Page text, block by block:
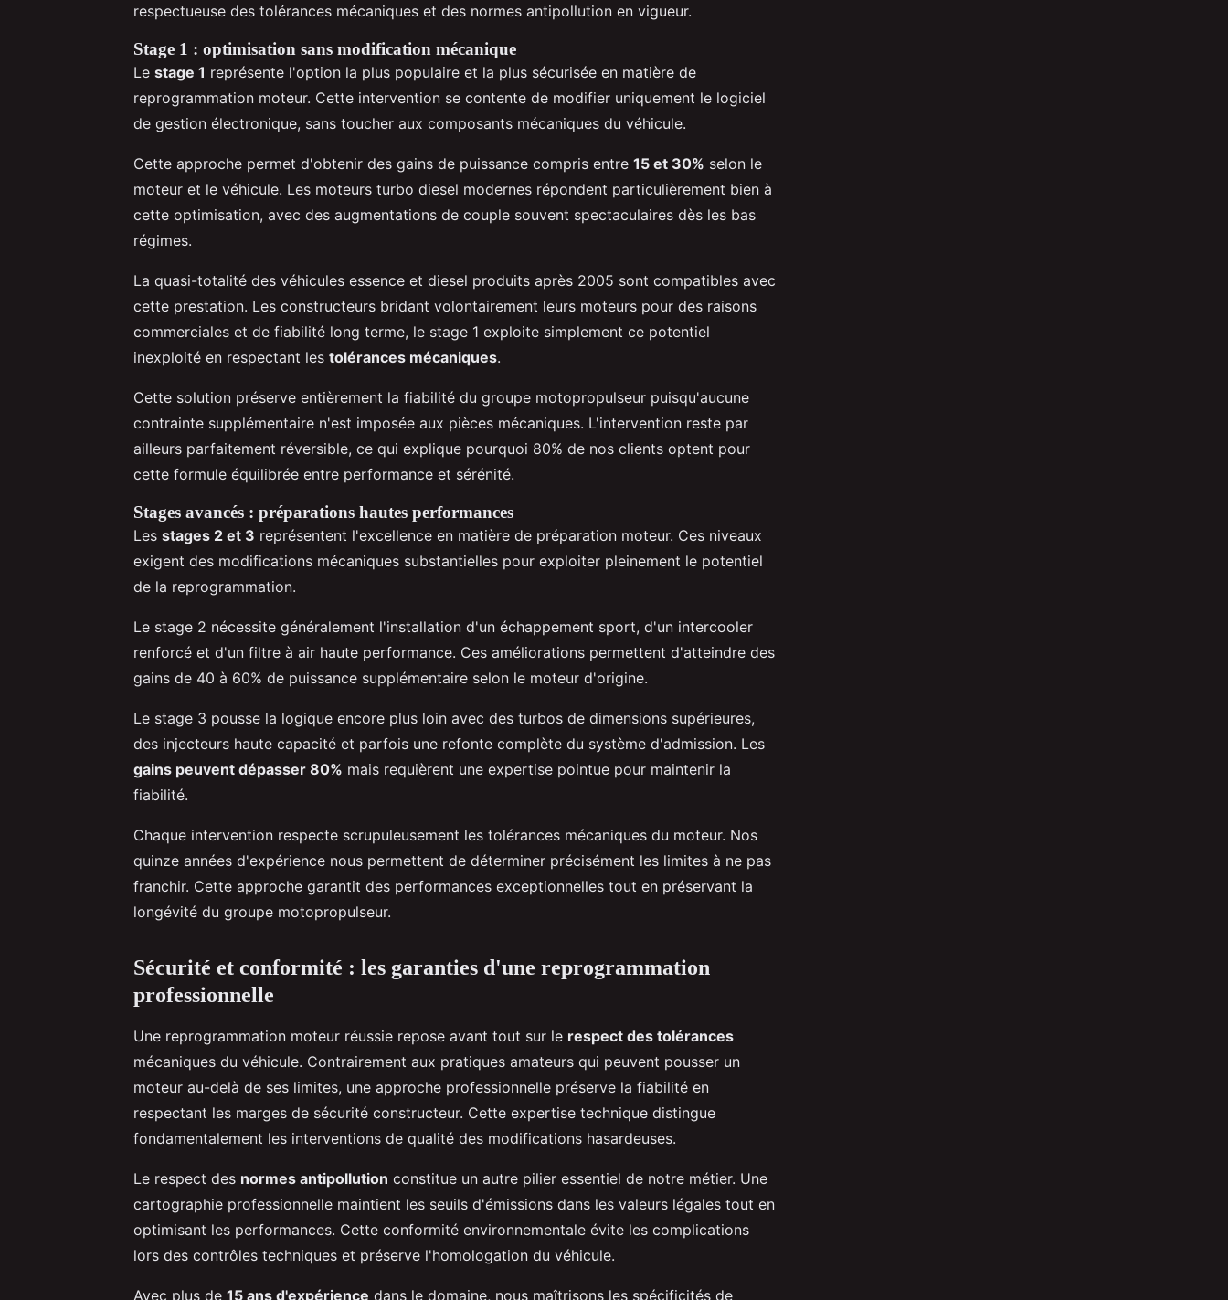
respectueuse des tolérances mécaniques et des normes antipollution en vigueur.
Stage 1 : optimisation sans modification mécanique
Le stage 1 représente l'option la plus populaire et la plus sécurisée en matière de
reprogrammation moteur. Cette intervention se contente de modifier uniquement le logiciel
de gestion électronique, sans toucher aux composants mécaniques du véhicule.
Cette approche permet d'obtenir des gains de puissance compris entre 15 et 30% selon le
moteur et le véhicule. Les moteurs turbo diesel modernes répondent particulièrement bien à
cette optimisation, avec des augmentations de couple souvent spectaculaires dès les bas
régimes.
La quasi-totalité des véhicules essence et diesel produits après 2005 sont compatibles avec
cette prestation. Les constructeurs bridant volontairement leurs moteurs pour des raisons
commerciales et de fiabilité long terme, le stage 1 exploite simplement ce potentiel
inexploité en respectant les tolérances mécaniques.
Cette solution préserve entièrement la fiabilité du groupe motopropulseur puisqu'aucune
contrainte supplémentaire n'est imposée aux pièces mécaniques. L'intervention reste par
ailleurs parfaitement réversible, ce qui explique pourquoi 80% de nos clients optent pour
cette formule équilibrée entre performance et sérénité.
Stages avancés : préparations hautes performances
Les stages 2 et 3 représentent l'excellence en matière de préparation moteur. Ces niveaux
exigent des modifications mécaniques substantielles pour exploiter pleinement le potentiel
de la reprogrammation.
Le stage 2 nécessite généralement l'installation d'un échappement sport, d'un intercooler
renforcé et d'un filtre à air haute performance. Ces améliorations permettent d'atteindre des
gains de 40 à 60% de puissance supplémentaire selon le moteur d'origine.
Le stage 3 pousse la logique encore plus loin avec des turbos de dimensions supérieures,
des injecteurs haute capacité et parfois une refonte complète du système d'admission. Les
gains peuvent dépasser 80% mais requièrent une expertise pointue pour maintenir la
fiabilité.
Chaque intervention respecte scrupuleusement les tolérances mécaniques du moteur. Nos
quinze années d'expérience nous permettent de déterminer précisément les limites à ne pas
franchir. Cette approche garantit des performances exceptionnelles tout en préservant la
longévité du groupe motopropulseur.
Sécurité et conformité : les garanties d'une reprogrammation
professionnelle
Une reprogrammation moteur réussie repose avant tout sur le respect des tolérances
mécaniques du véhicule. Contrairement aux pratiques amateurs qui peuvent pousser un
moteur au-delà de ses limites, une approche professionnelle préserve la fiabilité en
respectant les marges de sécurité constructeur. Cette expertise technique distingue
fondamentalement les interventions de qualité des modifications hasardeuses.
Le respect des normes antipollution constitue un autre pilier essentiel de notre métier. Une
cartographie professionnelle maintient les seuils d'émissions dans les valeurs légales tout en
optimisant les performances. Cette conformité environnementale évite les complications
lors des contrôles techniques et préserve l'homologation du véhicule.
Avec plus de 15 ans d'expérience dans le domaine, nous maîtrisons les spécificités de